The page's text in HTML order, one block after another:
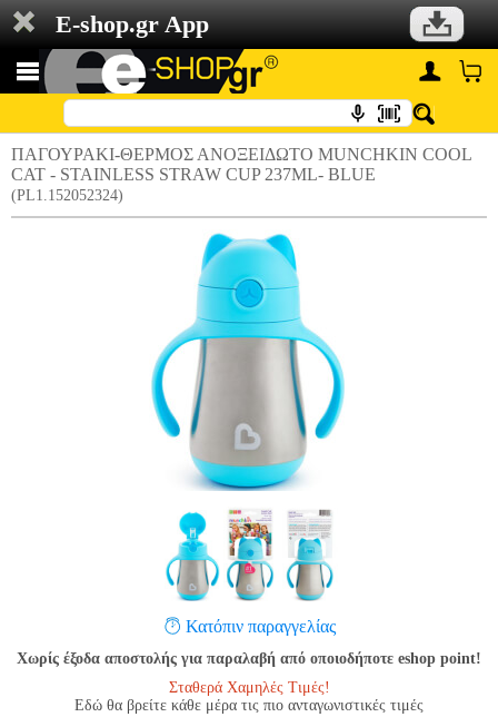
E-shop.gr App
ΠΑΓΟΥΡΑΚΙ-ΘΕΡΜΟΣ ΑΝΟΞΕΙΔΩΤΟ MUNCHKIN COOL
CAT - STAINLESS STRAW CUP 237ML- BLUE
(PL1.152052324)
Κατόπιν παραγγελίας
Χωρίς έξοδα αποστολής για παραλαβή από οποιοδήποτε eshop point!
Σταθερά Χαμηλές Τιμές!
Εδώ θα βρείτε κάθε μέρα τις πιο ανταγωνιστικές τιμές